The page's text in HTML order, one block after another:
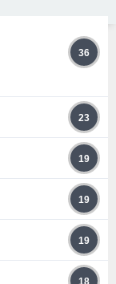
36
23
19
19
19
18